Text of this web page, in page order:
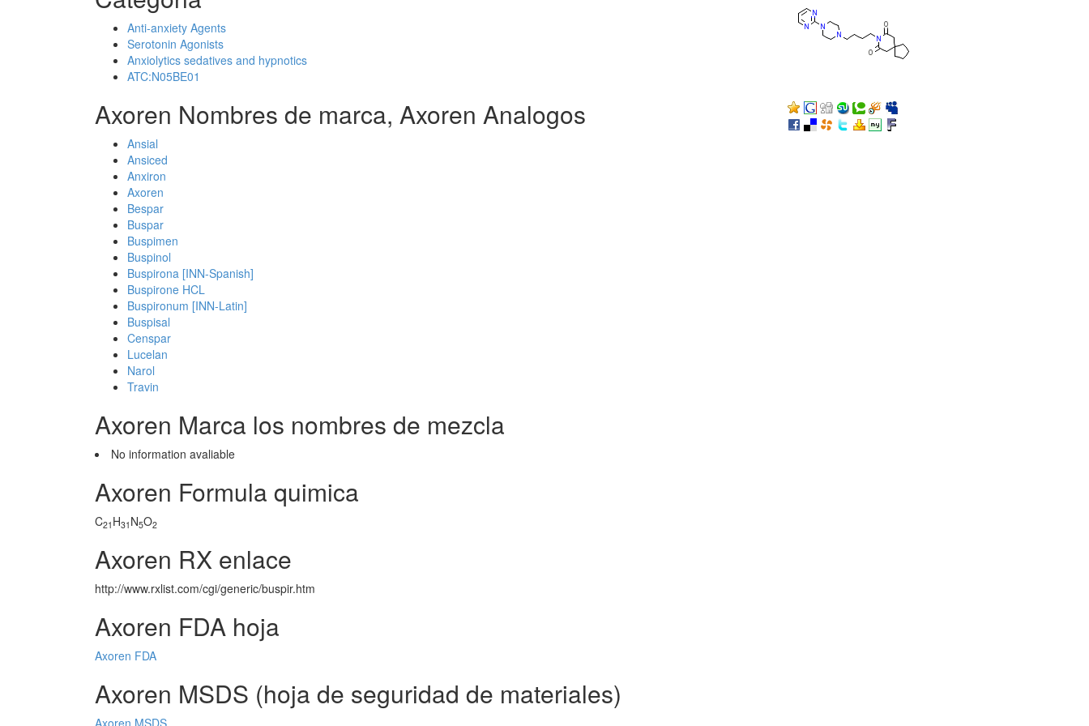
Anti-anxiety Agents
Serotonin Agonists
Anxiolytics sedatives and hypnotics
ATC:N05BE01
Axoren Nombres de marca, Axoren Analogos
Ansial
Ansiced
Anxiron
Axoren
Bespar
Buspar
Buspimen
Buspinol
Buspirona [INN-Spanish]
Buspirone HCL
Buspironum [INN-Latin]
Buspisal
Censpar
Lucelan
Narol
Travin
Axoren Marca los nombres de mezcla
No information avaliable
Axoren Formula quimica
C21 H31 N5O2
Axoren RX enlace
http://www.rxlist.com/cgi/generic/buspir.htm
Axoren FDA hoja
Axoren FDA
Axoren MSDS (hoja de seguridad de materiales)
Axoren MSDS